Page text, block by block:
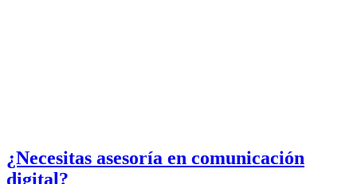
¿Necesitas asesoría en comunicación
digital?